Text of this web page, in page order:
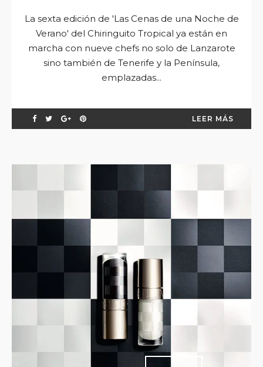
La sexta edición de 'Las Cenas de una Noche de
Verano' del Chiringuito Tropical ya están en
marcha con nueve chefs no solo de Lanzarote
sino también de Tenerife y la Península,
emplazadas...
LEER MÁS